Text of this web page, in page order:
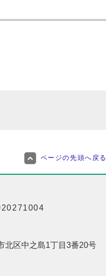
ページの先頭へ戻る
区中之島1丁目3番20号